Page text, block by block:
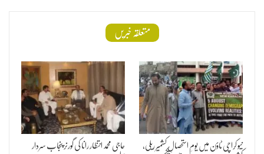
متعلقہ خبریں
نیو کراچی ٹاؤن میں یومِ استحصالِ کشمیر ریلی،
حاجی محمد انتظار رانا کی گورنر پنجاب سردار